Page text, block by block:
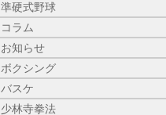
準硬式野球
コラム
お知らせ
ボクシング
バスケ
少林寺拳法